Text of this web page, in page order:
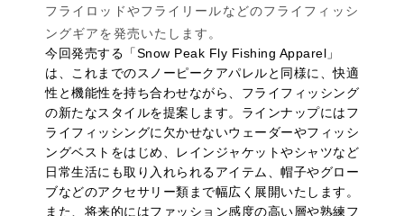
フライロッドやフライリールなどのフライフィッシ
ングギアを発売いたします。
今回発売する「Snow Peak Fly Fishing Apparel」
は、これまでのスノーピークアパレルと同様に、快適
性と機能性を持ち合わせながら、フライフィッシング
の新たなスタイルを提案します。ラインナップにはフ
ライフィッシングに欠かせないウェーダーやフィッシ
ングベストをはじめ、レインジャケットやシャツなど
日常生活にも取り入れられるアイテム、帽子やグロー
ブなどのアクセサリー類まで幅広く展開いたします。
また、将来的にはファッション感度の高い層や熟練フ